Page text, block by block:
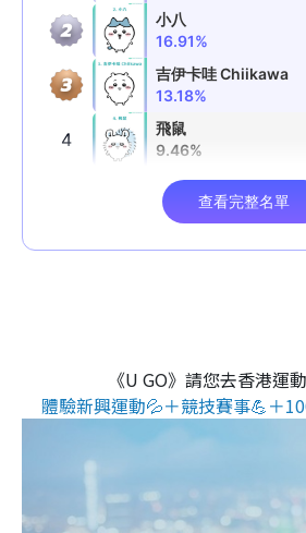
《U GO》請您去香港運
體驗新興運動💦＋競技賽事💪＋